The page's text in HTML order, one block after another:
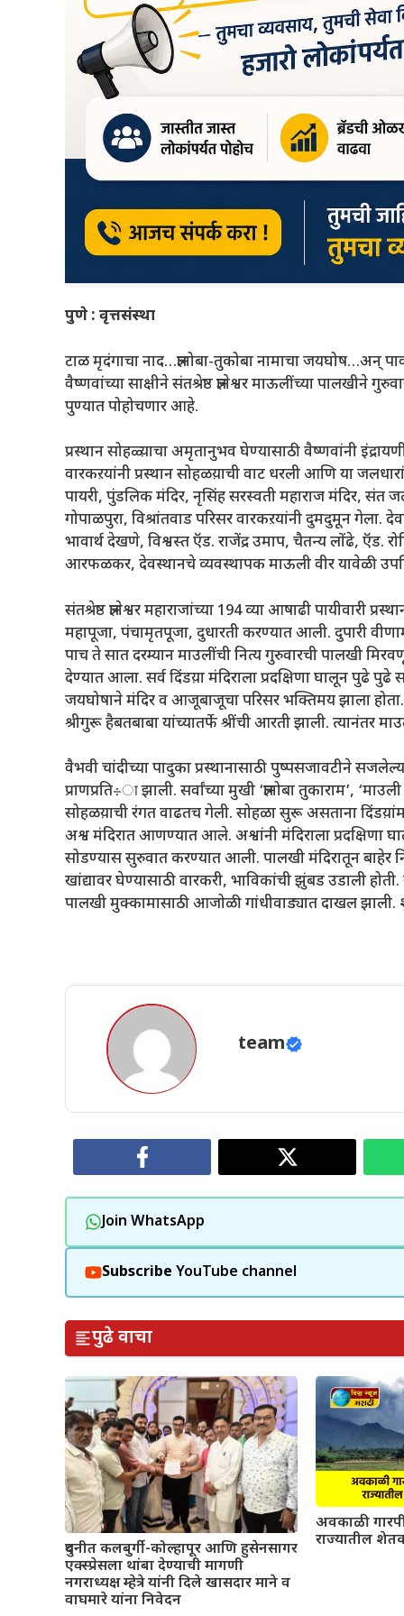
पुणे : वृत्तसंस्था
टाळ मृदंगाचा नाद…ज्ञानोबा-तुकोबा नामाचा जयघोष…अन्
वैष्णवांच्या साक्षीने संतश्रेष्ठ ज्ञानेश्वर माऊलींच्या पालखीने
पुण्यात पोहोचणार आहे.
प्रस्थान सोहळ्य़ाचा अमृतानुभव घेण्यासाठी वैष्णवांनी
वारकऱयांनी प्रस्थान सोहळय़ाची वाट धरली आणि या
पायरी, पुंडलिक मंदिर, नृसिंह सरस्वती महाराज मंदिर, संत
गोपाळपुरा, विश्रांतवाड परिसर वारकऱयांनी दुमदुमून गेला.
भावार्थ देखणे, विश्वस्त ऍड. राजेंद्र उमाप, चैतन्य लोंढे, ऍड.
आरफळकर, देवस्थानचे व्यवस्थापक माऊली वीर यावेळी
संतश्रेष्ठ ज्ञानेश्वर महाराजांच्या 194 व्या आषाढी
महापूजा, पंचामृतपूजा, दुधारती करण्यात आली. दुपारी
पाच ते सात दरम्यान माउलींची नित्य गुरुवारची पालखी
देण्यात आला. सर्व दिंडय़ा मंदिराला प्रदक्षिणा घालून पुढे
जयघोषाने मंदिर व आजूबाजूचा परिसर भक्तिमय झाला होता.
श्रीगुरू हैबतबाबा यांच्यातर्फे श्रींची आरती झाली. त्यानंतर
वैभवी चांदीच्या पादुका प्रस्थानासाठी पुष्पसजावटीने
प्राणप्रति÷ा झाली. सर्वांच्या मुखी ‘ज्ञानोबा तुकाराम’,
सोहळय़ाची रंगत वाढतच गेली. सोहळा सुरू असताना
अश्व मंदिरात आणण्यात आले. अश्वांनी मंदिराला प्रदक्षिणा
सोडण्यास सुरुवात करण्यात आली. पालखी मंदिरातून
खांद्यावर घेण्यासाठी वारकरी, भाविकांची झुंबड उडाली
पालखी मुक्कामासाठी आजोळी गांधीवाड्यात दाखल झाली.
team
Join WhatsApp
Subscribe YouTube channel
पुढे वाचा
दुधनीत कलबुर्गी-कोल्हापूर आणि हुसेनसागर
एक्स्प्रेसला थांबा देण्याची मागणी
नगराध्यक्ष म्हेत्रे यांनी दिले खासदार माने व
वाघमारे यांना निवेदन
अवकाळी
राज्यातील